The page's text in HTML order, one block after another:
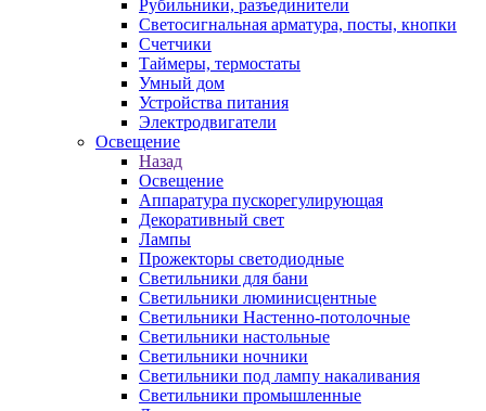
Рубильники, разъединители
Светосигнальная арматура, посты, кнопки
Счетчики
Таймеры, термостаты
Умный дом
Устройства питания
Электродвигатели
Освещение
Назад
Освещение
Аппаратура пускорегулирующая
Декоративный свет
Лампы
Прожекторы светодиодные
Светильники для бани
Светильники люминисцентные
Светильники Настенно-потолочные
Светильники настольные
Светильники ночники
Светильники под лампу накаливания
Светильники промышленные